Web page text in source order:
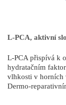
L-PCA, aktivní
L-PCA přispívá k
hydratačním
vlhkosti v horních
Dermo-